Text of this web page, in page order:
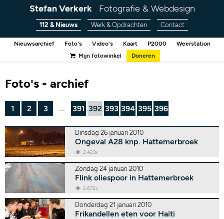
Stefan Verkerk Fotografie & Webdesign
112 & Nieuws Werk & Opdrachten Contact
Nieuwsarchief Foto's Video's Kaart P2000
Weerstation
Mijn fotowinkel
Doneren
Foto's - archief
1 2 3 ... 391 392 393 394 395 396
Dinsdag 26 januari 2010
Ongeval A28 knp. Hattemerbroek
2.423x
Zondag 24 januari 2010
Flink oliespoor in Hattemerbroek
2.672x
Donderdag 21 januari 2010
Frikandellen eten voor Haiti